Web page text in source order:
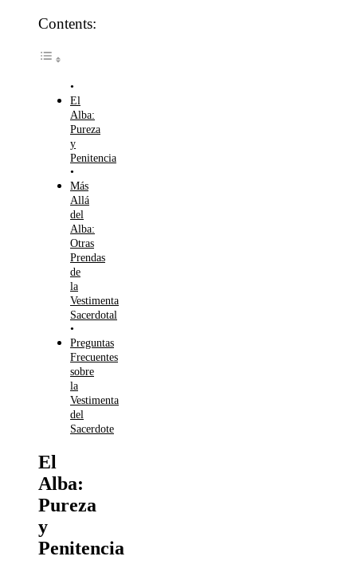
Contents:
El
Alba:
Pureza
y
Penitencia
Más
Allá
del
Alba:
Otras
Prendas
de
la
Vestimenta
Sacerdotal
Preguntas
Frecuentes
sobre
la
Vestimenta
del
Sacerdote
El
Alba:
Pureza
y
Penitencia